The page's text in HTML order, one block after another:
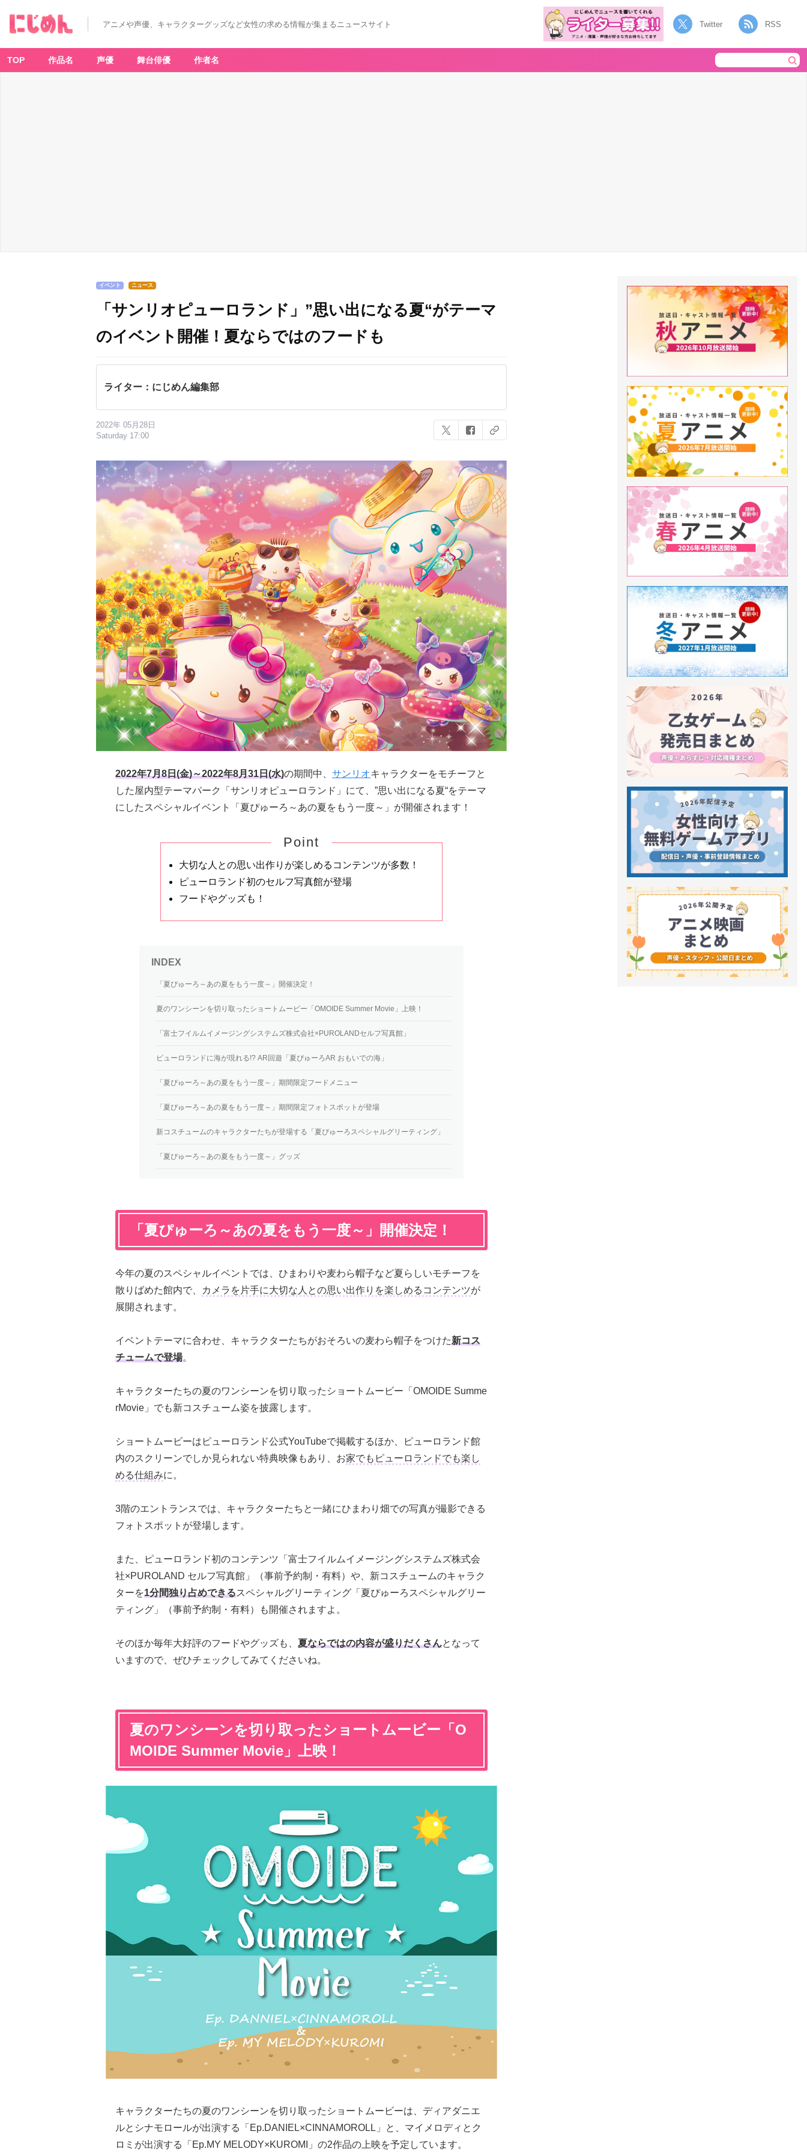
アニメや声優、キャラクターグッズなど女性の求める情報が集まるニュースサイト Twitter RSS
TOP 作品名 声優 舞台俳優 作者名
イベント ニュース
「サンリオピューロランド」”思い出になる夏“がテーマ
のイベント開催！夏ならではのフードも
ライター：にじめん編集部
2022年 05月28日
Saturday 17:00
2022年7月8日(金)～2022年8月31日(水)の期間中、 サンリオキャラクターをモチーフと
した屋内型テーマパーク「サンリオピューロランド」にて、”思い出になる夏“をテーマ
にしたスペシャルイベント「夏ぴゅーろ～あの夏をもう一度～」が開催されます！
Point
大切な人との思い出作りが楽しめるコンテンツが多数！
ピューロランド初のセルフ写真館が登場
フードやグッズも！
「夏ぴゅーろ～あの夏をもう一度～」開催決定！
夏のワンシーンを切り取ったショートムービー「OMOIDE Summer Movie」上映！
「富士フイルムイメージングシステムズ株式会社×PUROLANDセルフ写真館」
ピューロランドに海が現れる!? AR回遊「夏ぴゅーろAR おもいでの海」
「夏ぴゅーろ～あの夏をもう一度～」期間限定フードメニュー
「夏ぴゅーろ～あの夏をもう一度～」期間限定フォトスポットが登場
新コスチュームのキャラクターたちが登場する「夏ぴゅーろスペシャルグリーティング」
「夏ぴゅーろ～あの夏をもう一度～」グッズ
「夏ぴゅーろ～あの夏をもう一度～」開催決定！
今年の夏のスペシャルイベントでは、ひまわりや麦わら帽子など夏らしいモチーフを
散りばめた館内で、
カメラを片手に大切な人との思い出作りを楽しめるコンテンツが
展開されます。
イベントテーマに合わせ、キャラクターたちがおそろいの麦わら帽子をつけた新コス
チュームで登場。
キャラクターたちの夏のワンシーンを切り取ったショートムービー「OMOIDE Summe
rMovie」でも新コスチューム姿を披露します。
ショートムービーはピューロランド公式YouTubeで掲載するほか、ピューロランド館
内のスクリーンでしか見られない特典映像もあり、お家でもピューロランドでも楽し
める仕組みに。
3階のエントランスでは、キャラクターたちと一緒にひまわり畑での写真が撮影できる
フォトスポットが登場します。
また、ピューロランド初のコンテンツ「富士フイルムイメージングシステムズ株式会
社×PUROLAND セルフ写真館」（事前予約制・有料）や、新コスチュームのキャラク
ターを1分間独り占めできるスペシャルグリーティング「夏ぴゅーろスペシャルグリー
ティング」（事前予約制・有料）も開催されますよ。
そのほか毎年大好評のフードやグッズも、 夏ならではの内容が盛りだくさんとなって
いますので、ぜひチェックしてみてくださいね。
夏のワンシーンを切り取ったショートムービー「O
MOIDE Summer Movie」上映！
キャラクターたちの夏のワンシーンを切り取ったショートムービーは、ディアダニエ
ルとシナモロールが出演する「Ep.DANIEL×CINNAMOROLL」と、マイメロディとク
ロミが出演する「Ep.MY MELODY×KUROMI」の2作品の上映を予定しています。